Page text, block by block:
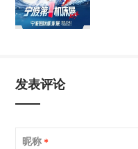
发表评论
昵称 *